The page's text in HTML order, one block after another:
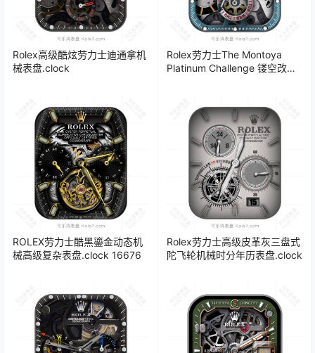
Rolex高级酷炫劳力士迪通拿机
械表盘.clock
Rolex劳力士The Montoya
Platinum Challenge 镂空改装
ROLEX劳力士酷黑鎏金动态机
械高级复杂表盘.clock 16676
Rolex劳力士高级皮革灰三盘式
陀飞轮机械时分年历表盘.clock